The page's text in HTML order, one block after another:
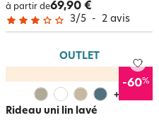
à partir de69,90 €
3/5 - 2 avis
OUTLET
-60%
+
Rideau uni lin lavé